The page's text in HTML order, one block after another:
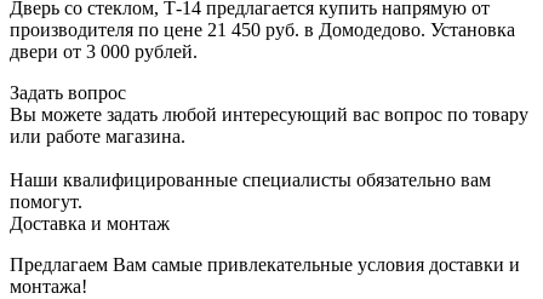
Дверь со стеклом, Т-14 предлагается купить напрямую от
производителя по цене 21 450 руб. в Домодедово. Установка
двери от 3 000 рублей.
Задать вопрос
Вы можете задать любой интересующий вас вопрос по товару
или работе магазина.
Наши квалифицированные специалисты обязательно вам
помогут.
Доставка и монтаж
Предлагаем Вам самые привлекательные условия доставки и
монтажа!